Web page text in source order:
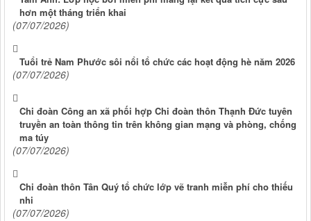
hơn một tháng triển khai
(07/07/2026)
Tuổi trẻ Nam Phước sôi nổi tổ chức các hoạt động hè năm 2026
(07/07/2026)
Chi đoàn Công an xã phối hợp Chi đoàn thôn Thạnh Đức tuyên
truyền an toàn thông tin trên không gian mạng và phòng, chống
ma túy
(07/07/2026)
Chi đoàn thôn Tân Quý tổ chức lớp vẽ tranh miễn phí cho thiếu
nhi
(07/07/2026)